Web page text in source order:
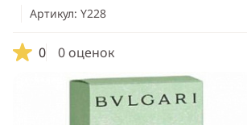
Артикул: Y228
0 0 оценок